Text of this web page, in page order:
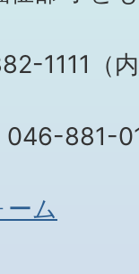
1111（
046-881-
ム